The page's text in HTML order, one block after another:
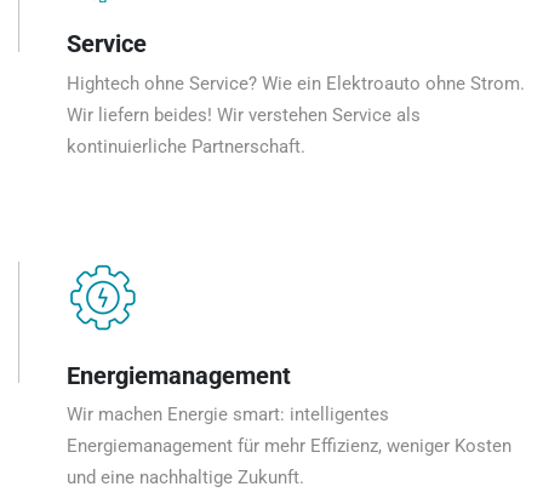
Service
Hightech ohne Service? Wie ein Elektroauto ohne Strom.
Wir liefern beides! Wir verstehen Service als
kontinuierliche Partnerschaft.
Energiemanagement
Wir machen Energie smart: intelligentes
Energiemanagement für mehr Effizienz, weniger Kosten
und eine nachhaltige Zukunft.